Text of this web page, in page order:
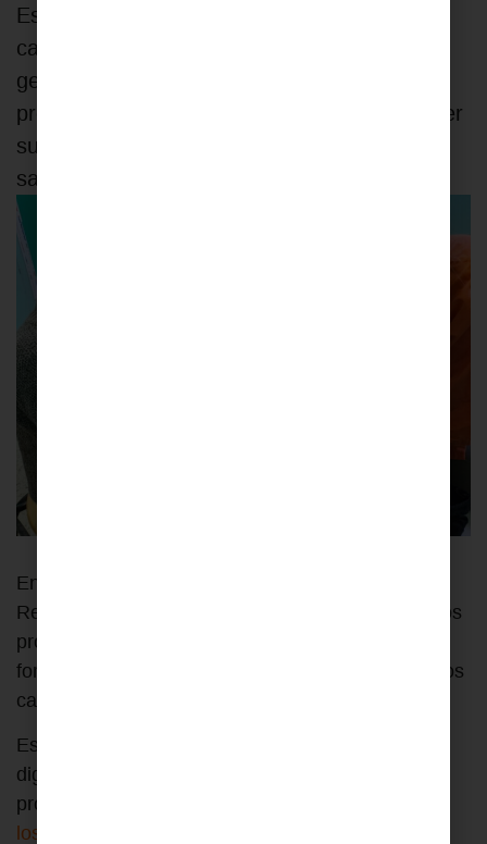
Esta iniciativa, que continúa el programa de
capacitación en áreas como digestivo y
gestión respiratoria, ha reunido a 16
profesionales de varias wilayas para fortalecer
sus conocimientos y mejorar la atención
sanitaria en la zona.
En el marco de la colaboración entre Fundación
Recover y la Universidad Autónoma de Madrid, dos
profesionales voluntarios han impartido una
formación en cardiología a personal sanitario de los
campamentos saharauis.
Esta formación se suma a las ya realizadas en
digestivo y gestión respiratoria, dentro de un
programa que busca
los equipos locales